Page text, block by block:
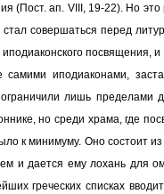
(Пост. ап. VIII, 19-22). Но
совершаться перед
иподиаконами,
лишь пределами
но среди храма, где
к минимуму. Оно состоит
и дается ему лохань для
греческих списках